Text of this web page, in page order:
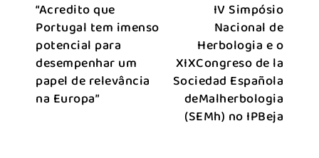
“Acredito que
Portugal tem imenso
potencial para
desempenhar um
papel de relevância
na Europa”
IV Simpósio
Nacional de
Herbologia e o
XIXCongreso de la
Sociedad Española
deMalherbologia
(SEMh) no IPBeja